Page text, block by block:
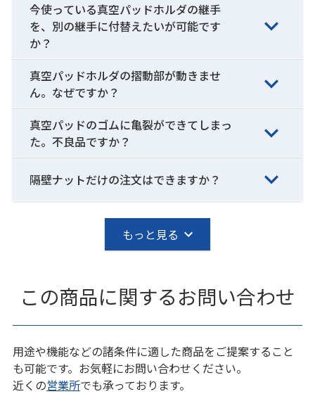
今使っている真空パッドホルダの継手
を、別の継手に付替えたいが可能です
か？
真空パッドホルダの摺動部が動きませ
ん。なぜですか？
真空パッドのゴムに亀裂ができてしまっ
た。不良品ですか？
隔壁ナットだけの注文はできますか？
もっと見る
この商品に関するお問い合わせ
用途や機能などの諸条件に適した商品をご提案すること
も可能です。お気軽にお問い合わせください。
近くの営業所でも承っております。